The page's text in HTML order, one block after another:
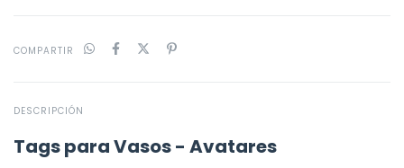
COMPARTIR
DESCRIPCIÓN
Tags para Vasos - Avatares